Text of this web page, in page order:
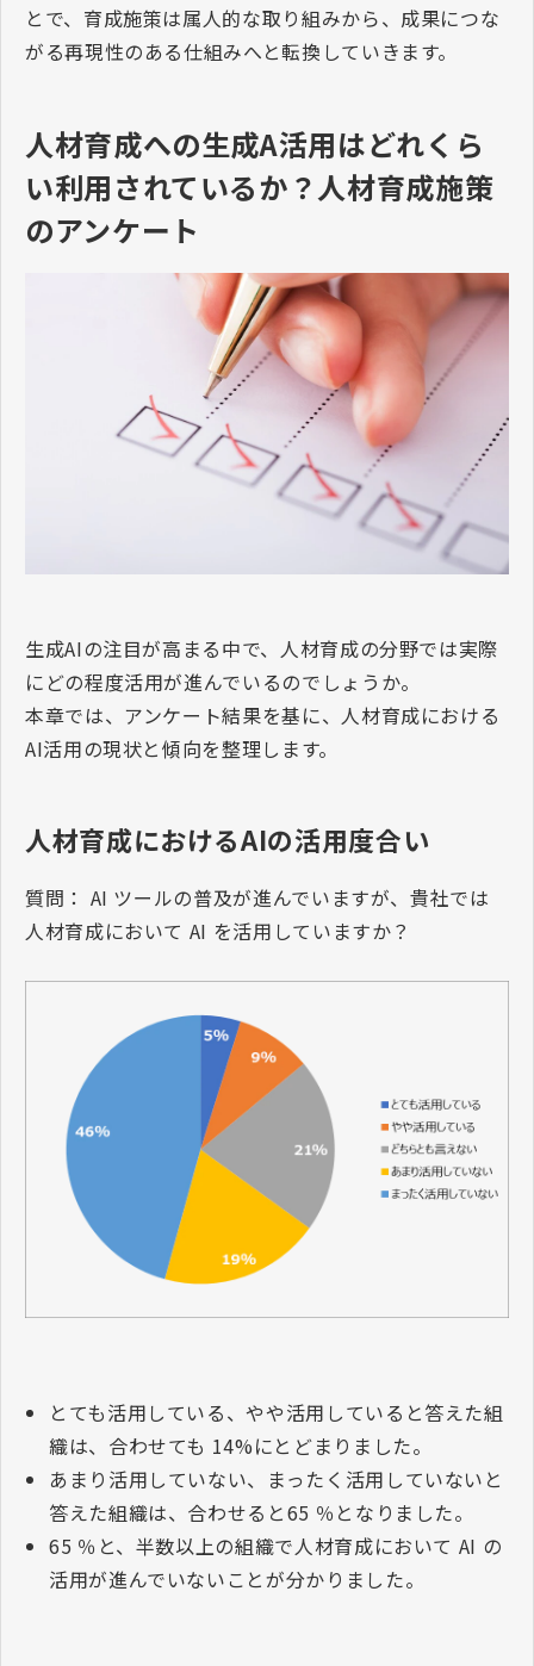
とで、育成施策は属人的な取り組みから、成果につな
がる再現性のある仕組みへと転換していきます。
人材育成への生成A活用はどれくら
い利用されているか？人材育成施策
のアンケート
生成AIの注目が高まる中で、人材育成の分野では実際
にどの程度活用が進んでいるのでしょうか。
本章では、アンケート結果を基に、人材育成における
AI活用の現状と傾向を整理します。
人材育成におけるAIの活用度合い
質問： AI ツールの普及が進んでいますが、貴社では
人材育成において AI を活用していますか？
とても活用している、やや活用していると答えた組
織は、合わせても 14%にとどまりました。
あまり活用していない、まったく活用していないと
答えた組織は、合わせると65 ％となりました。
65 ％と、半数以上の組織で人材育成において AI の
活用が進んでいないことが分かりました。